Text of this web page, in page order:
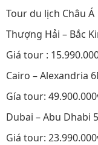
Tour du lịch Châu Á
Thượng Hải – Bắc
Giá tour :
Cairo – Alexandria
Gía tour:
Dubai – Abu Dhabi
Giá tour: